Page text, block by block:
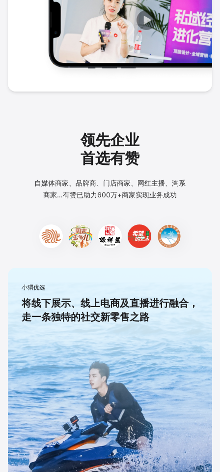
领先企业
首选有赞
自媒体商家、品牌商、门店商家、网红主播、淘系
商家…有赞已助力600万+商家实现业务成功
小猬优选
将线下展示、线上电商及直播进行融合，
走一条独特的社交新零售之路